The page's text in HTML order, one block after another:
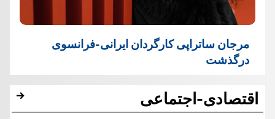
مرجان ساتراپی کارگردان ایرانی-فرانسوی
درگذشت
اقتصادی-اجتماعی